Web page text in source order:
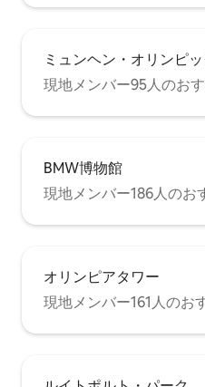
ミュンヘン・オリンピ
現地メンバー95人のお
BMW博物館
現地メンバー186人のお
オリンピアタワー
現地メンバー161人のお